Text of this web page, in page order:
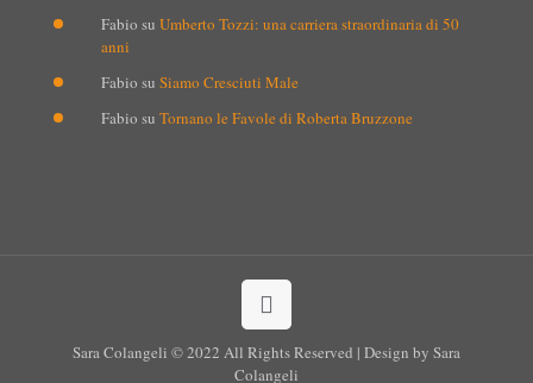
Fabio su Umberto Tozzi: una carriera straordinaria di 50
anni
Fabio su Siamo Cresciuti Male
Fabio su Tornano le Favole di Roberta Bruzzone
Sara Colangeli © 2022 All Rights Reserved | Design by Sara
Colangeli